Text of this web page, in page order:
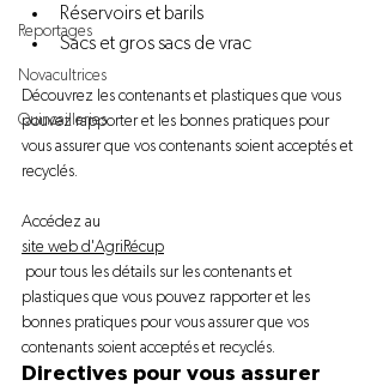
Reportages
Novacultrices
Quincailleries
Réservoirs et barils
Sacs et gros sacs de vrac
Découvrez les contenants et plastiques que vous
pouvez rapporter et les bonnes pratiques pour
vous assurer que vos contenants soient acceptés et
recyclés.
Accédez au
site web d'AgriRécup
plastiques que vous pouvez rapporter et les
bonnes pratiques pour vous assurer que vos
contenants soient acceptés et recyclés.
Directives pour vous assurer